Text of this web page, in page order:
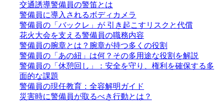
交通誘導警備員の警笛とは
警備員に導入されるボディカメラ
警備員の「バックレ」が 引き起こすリスクと代償
花火大会を支える警備員の職務内容
警備員の腕章とは？腕章が持つ多くの役割
警備員の「あの紐」は何？その多用途な役割を解説
警備員の「休憩回し」：安全を守り、権利を確保する多
面的な課題
警備員の現任教育：全容解明ガイド
災害時に警備員が取るべき行動とは？